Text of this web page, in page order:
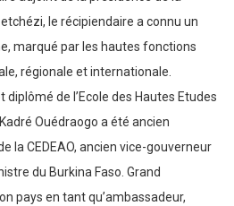
le récipiendaire a connu un
marqué par les hautes fonctions
régionale et internationale.
de l’Ecole des Hautes Etudes
Ouédraogo a été ancien
la CEDEAO, ancien vice-gouverneur
du Burkina Faso. Grand
pays en tant qu’ambassadeur,